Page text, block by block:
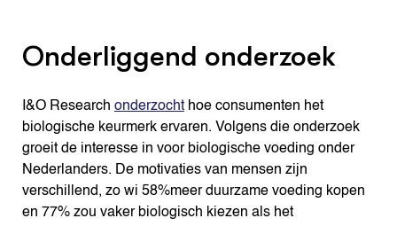
Onderliggend onderzoek
I&O Research onderzochthoe consumenten het
biologische keurmerk ervaren. Volgens die onderzoek
groeit de interesse in voor biologische voeding onder
Nederlanders. De motivaties van mensen zijn
verschillend, zo wi 58%meer duurzame voeding kopen
en 77% zou vaker biologisch kiezen als het